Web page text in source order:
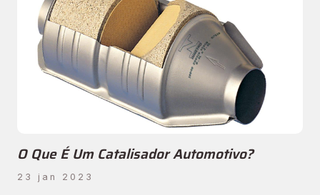
O Que É Um Catalisador Automotivo?
23 jan 2023